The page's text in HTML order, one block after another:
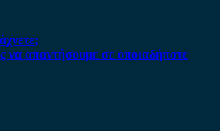
να απαντήσουμε σε οποιαδήποτε